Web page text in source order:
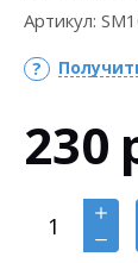
Артикул:
230